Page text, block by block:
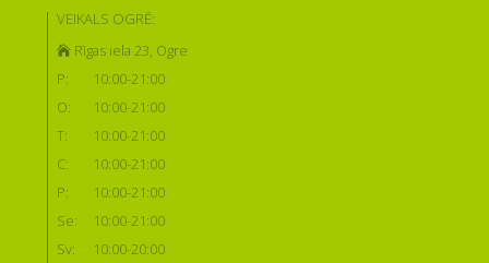
VEIKALS OGRĒ:
Rīgas iela 23, Ogre
P:
10:00-21:00
O:
10:00-21:00
T:
10:00-21:00
C:
10:00-21:00
P:
10:00-21:00
Se:
10:00-21:00
Sv:
10:00-20:00